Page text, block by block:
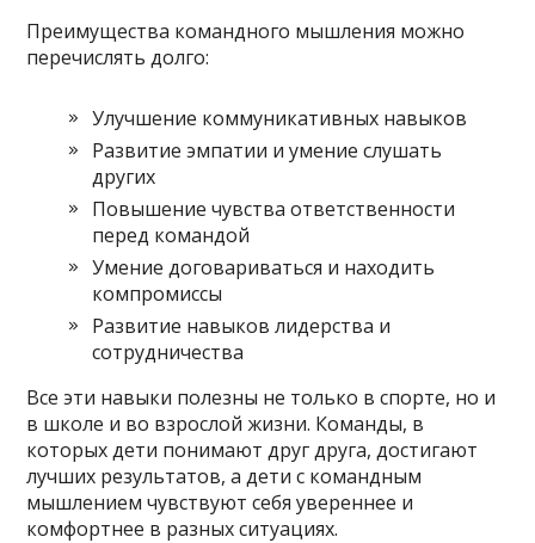
Преимущества командного мышления можно
перечислять долго:
Улучшение коммуникативных навыков
Развитие эмпатии и умение слушать
других
Повышение чувства ответственности
перед командой
Умение договариваться и находить
компромиссы
Развитие навыков лидерства и
сотрудничества
Все эти навыки полезны не только в спорте, но и
в школе и во взрослой жизни. Команды, в
которых дети понимают друг друга, достигают
лучших результатов, а дети с командным
мышлением чувствуют себя увереннее и
комфортнее в разных ситуациях.